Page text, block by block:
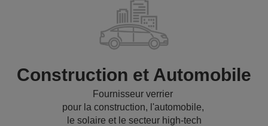
Construction et Automobile
Fournisseur verrier
pour la construction, l'automobile,
le solaire et le secteur high-tech